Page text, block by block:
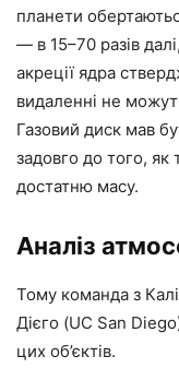
планети
— в 15–70 разів
акреції ядра
видаленні не
Газовий диск мав
задовго до того, як
достатню масу.
Аналіз
Тому команда з
Дієго (UC San
цих об’єктів.